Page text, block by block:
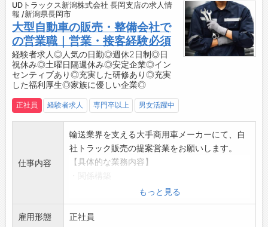
スをお伝えしたり、お客様の車に関するご相談
に乗ったりと、丁寧なコミュニケーションを大
切にしています。
・「コバックさんにお願いしてよかった」と直
接感謝の言葉をいただける、やりがいを実感し
やすい仕事です。
◆安心してスタートできる研修体制を整えてい
ます！
・実務研修：OJT
・座学研修：OFF-JT
・ビジネスマナー研修
ロント業務、営業、保険など）
・コバック本部研修
◎すべての研修は出勤扱いとなります。
UDトラックス新潟株式会社 長岡支店の求人情
報 /新潟県長岡市
大型自動車の販売・整備会社で
の営業職｜営業・接客経験必須
経験者求人◎人気の日勤◎週休2日制◎日
祝休み◎土曜日隔週休み◎安定企業◎イン
センティブあり◎充実した研修あり◎充実
した福利厚生◎家族に優しい企業◎
正社員 経験者求人 専門卒以上 男女活躍中
仕事内容
輸送業界を支える大手商用車メーカーにて、自
社トラック販売の提案営業をお願いします。
【具体的な業務内容】
・納車
・担当のお客様に対するUDトラックスブランド
もっと見る
雇用形態 正社員